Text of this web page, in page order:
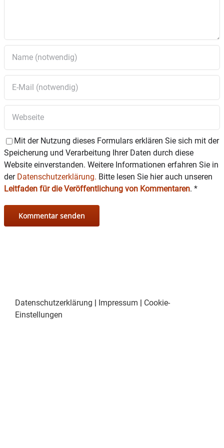
Mit der Nutzung dieses Formulars erklären Sie sich mit der
Speicherung und Verarbeitung Ihrer Daten durch diese
Website einverstanden. Weitere Informationen erfahren Sie in
der Datenschutzerklärung. Bitte lesen Sie hier auch unseren
Leitfaden für die Veröffentlichung von Kommentaren. *
Datenschutzerklärung | Impressum | Cookie-
Einstellungen